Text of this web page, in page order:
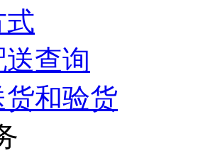
式
查询
货和验货